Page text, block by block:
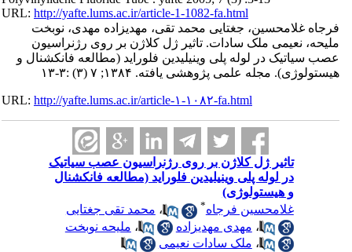
URL:http://yafte.lums.ac.ir/article-1-1082-fa.html
فرجاه غلامحسین، جغتایی محمد تقی، مهدیزاده مهدی، نوبخت
ملیحه، نعیمی ملک سادات. تاثیر ژل کلاژن بر روی رژنراسیون
عصب سیاتیک در لوله پلی وینیلیدین فلوراید (مطالعه فانکشنال و
هیستولوژی). مجله علمی پژوهشی یافته. ۱۳۸۴; ۷ (۳) :۳-۱۳
URL:http://yafte.lums.ac.ir/article-۱-۱۰۸۲-fa.html
تاثیر ژل کلاژن بر روی رژنراسیون عصب سیاتیک
در لوله پلی وینیلیدین فلوراید (مطالعه فانکشنال
و هیستولوژی)
غلامحسین فرجاه* ،محمد تقی جغتایی
،مهدی مهدیزاده ،ملیحه نوبخت
،ملک سادات نعیمی